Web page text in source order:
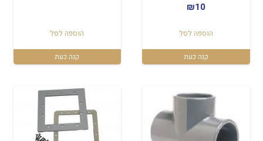
₪10
הוספה לסל
קנה כעת
הוספה לסל
קנה כעת